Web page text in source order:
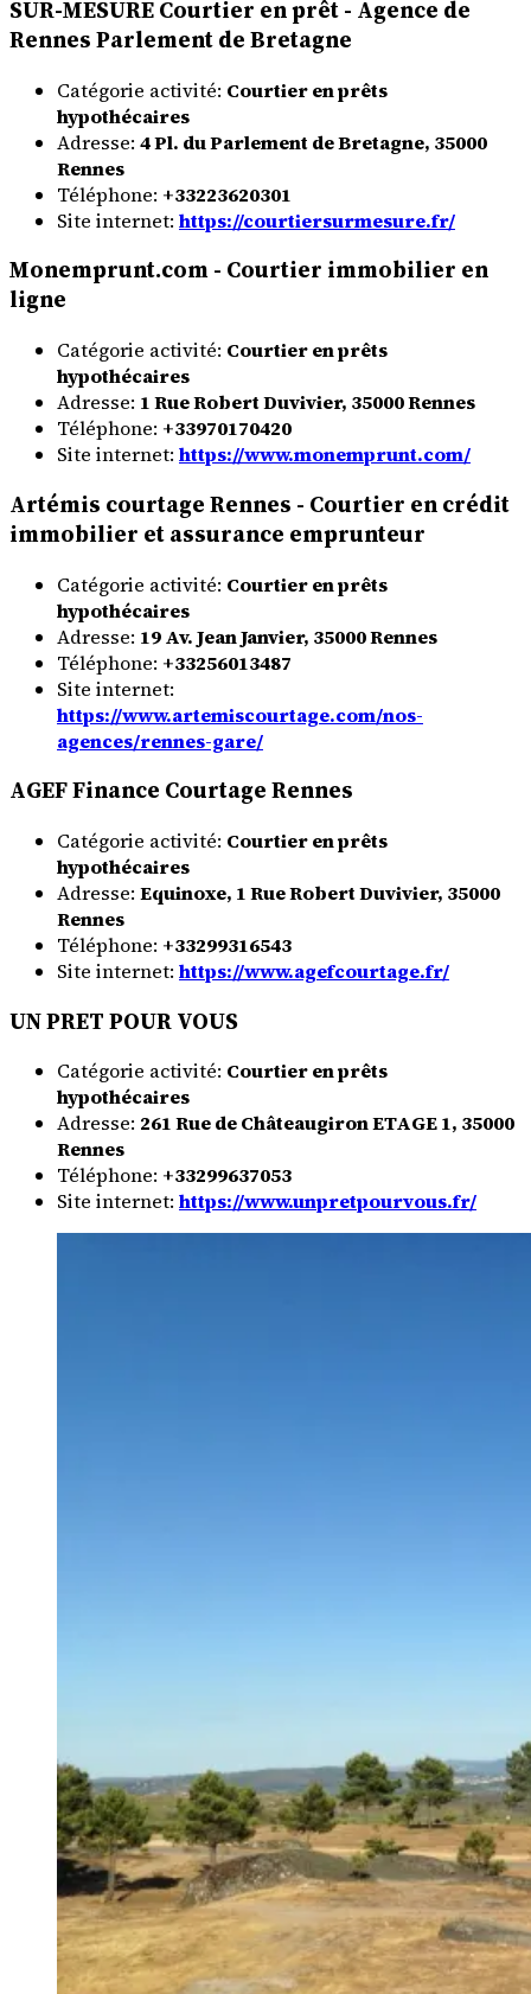
SUR-MESURE Courtier en prêt - Agence de
Rennes Parlement de Bretagne
Catégorie activité: Courtier en prêts
hypothécaires
Adresse: 4 Pl. du Parlement de Bretagne, 35000
Rennes
Téléphone: +33223620301
Site internet: https://courtiersurmesure.fr/
Monemprunt.com - Courtier immobilier en
ligne
Catégorie activité: Courtier en prêts
hypothécaires
Adresse: 1 Rue Robert Duvivier, 35000 Rennes
Téléphone: +33970170420
Site internet: https://www.monemprunt.com/
Artémis courtage Rennes - Courtier en crédit
immobilier et assurance emprunteur
Catégorie activité: Courtier en prêts
hypothécaires
Adresse: 19 Av. Jean Janvier, 35000 Rennes
Téléphone: +33256013487
Site internet:
https://www.artemiscourtage.com/nos-
agences/rennes-gare/
AGEF Finance Courtage Rennes
Catégorie activité: Courtier en prêts
hypothécaires
Adresse: Equinoxe, 1 Rue Robert Duvivier, 35000
Rennes
Téléphone: +33299316543
Site internet: https://www.agefcourtage.fr/
UN PRET POUR VOUS
Catégorie activité: Courtier en prêts
hypothécaires
Adresse: 261 Rue de Châteaugiron ETAGE 1, 35000
Rennes
Téléphone: +33299637053
Site internet: https://www.unpretpourvous.fr/